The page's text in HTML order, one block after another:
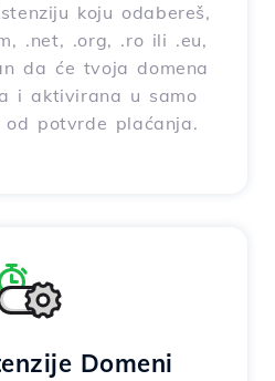
koju odabereš,
.net, .org, .ro ili .eu,
da će tvoja domena
i aktivirana u samo
od potvrde plaćanja.
Domeni